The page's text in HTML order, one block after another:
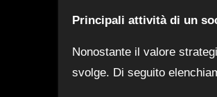
Principali attività di un
Nonostante il valore
svolge. Di seguito